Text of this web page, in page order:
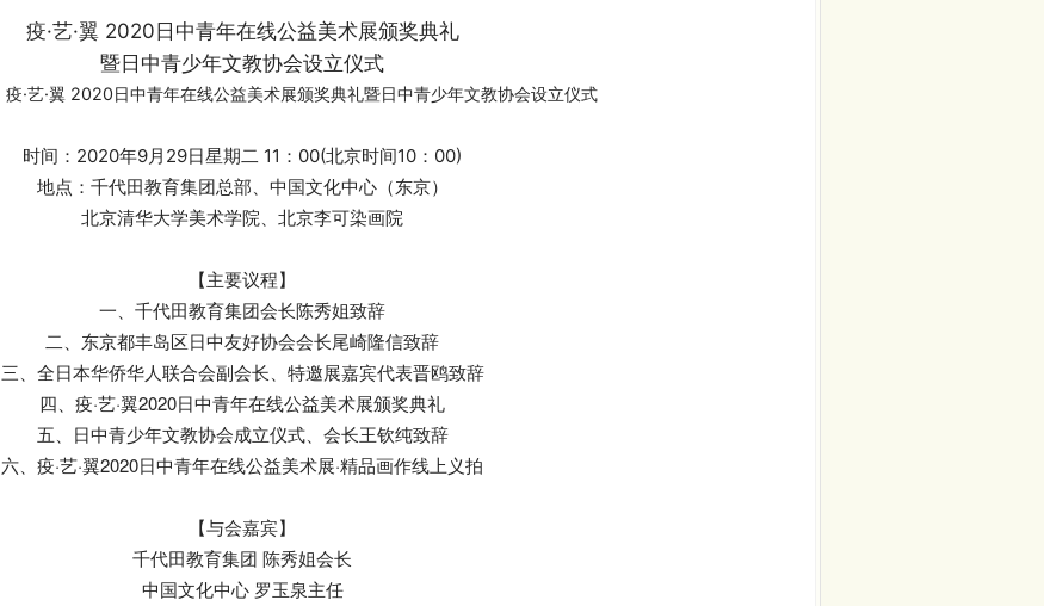
疫·艺·翼 2020 日中青年在线公益美术展颁奖典礼
暨日中青少年文教协会设立仪式
时间： 2020年9月 29日星期二 11 ： 00(北京时间10 ： 00)
地点：千代田教育集团总部、中国文化中心（东京）
北京清华大学美术学院、北京李可染画院
【主要议程】
一、千代田教育集团会长陈秀姐致辞
二、东京都丰岛区日中友好协会会长尾崎隆信致辞
三、全日本华侨华人联合会副会长、特邀展嘉宾代表晋鸥致辞
四、疫·艺·翼2020日中青年在线公益美术展颁奖典礼
五、日中青少年文教协会成立仪式、会长王钦纯致辞
六、疫·艺·翼2020日中青年在线公益美术展·精品画作线上义拍
【与会嘉宾】
千代田教育集团 陈秀姐会长
中国文化中心 罗玉泉主任